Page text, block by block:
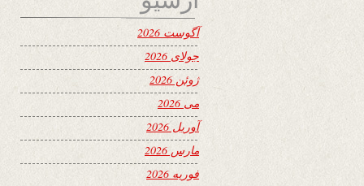
آگوست 2026
جولای 2026
ژوئن 2026
می 2026
آوریل 2026
مارس 2026
فوریه 2026